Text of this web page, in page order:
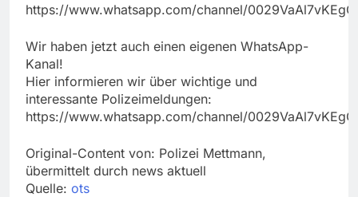
https://www.whatsapp.com/channel/
Wir haben jetzt auch einen eigenen WhatsApp-
Kanal!
Hier informieren wir über wichtige und
interessante Polizeimeldungen:
https://www.whatsapp.com/channel/
Original-Content von: Polizei Mettmann,
übermittelt durch news aktuell
Quelle: ots